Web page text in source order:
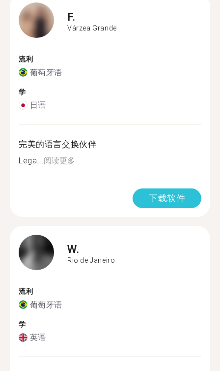
F.
Várzea Grande
流利
葡萄牙语
学
日语
完美的语言交换伙伴
Lega...阅读更多
下载软件
W.
Rio de Janeiro
流利
葡萄牙语
学
英语